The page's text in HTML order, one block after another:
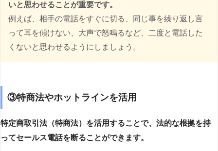
いと思わせることが重要です。
例えば、相手の電話をすぐに切る、同じ事を繰り返し言
って耳を傾けない、大声で怒鳴るなど、二度と電話した
くないと思わせるようにしましょう。
③特商法やホットラインを活用
特定商取引法（特商法）を活用することで、法的な根拠を持
ってセールス電話を断ることができます。